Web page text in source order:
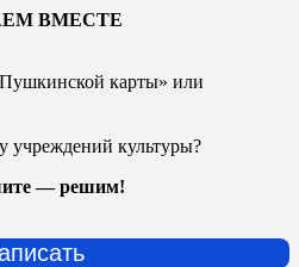
ВМЕСТЕ
карты» или
учреждений культуры?
— решим!